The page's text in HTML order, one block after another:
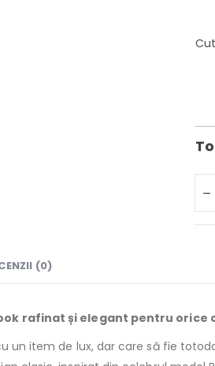
(0)
rafinat și elegant pentru orice
un item de lux, dar care să fie